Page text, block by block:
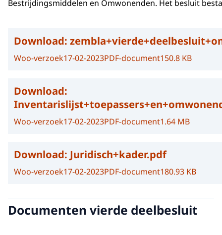
Bestrijdingsmiddelen en Omwonenden. Het besluit
Download:
Woo-verzoek17-02-2023PDF-document150.8 KB
Download:
Woo-verzoek17-02-2023PDF-document1.64 MB
Download: Juridisch+kader.pdf
Woo-verzoek17-02-2023PDF-document180.93 KB
Documenten vierde deelbesluit